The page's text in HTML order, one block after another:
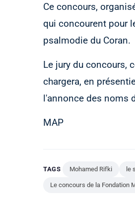
Ce concours,
qui concourent pour
psalmodie du Coran.
Le jury du concours,
chargera, en
l'annonce des noms
MAP
TAGS Mohamed Rifki le
Le concours de la Fondation